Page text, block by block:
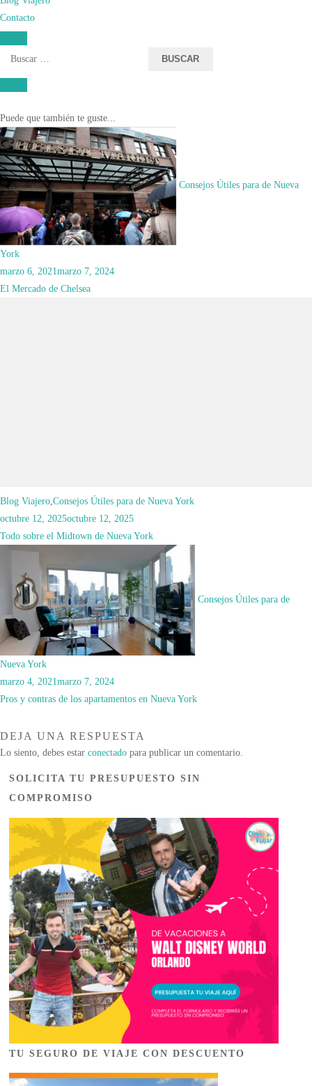
Contacto
Buscar:
decontacto
Lugares de interés en Nueva York
Nueva York
adminDeja un comentario
Square
Garden
Navegación
de
las
entradas
Puede que también te guste...
Consejos Útiles para de Nueva
York
marzo 6, 2021marzo 7, 2024
El Mercado de Chelsea
Blog Viajero Consejos Útiles para de Nueva York
octubre 12, 2025octubre 12, 2025
Todo sobre el Midtown de Nueva York
Consejos Útiles para de
Nueva York
marzo 4, 2021marzo 7, 2024
Pros y contras de los apartamentos en Nueva York
DEJA UNA RESPUESTA
Lo siento, debes estar conectado para publicar un comentario.
SOLICITA TU PRESUPUESTO SIN
COMPROMISO
TU SEGURO DE VIAJE CON DESCUENTO